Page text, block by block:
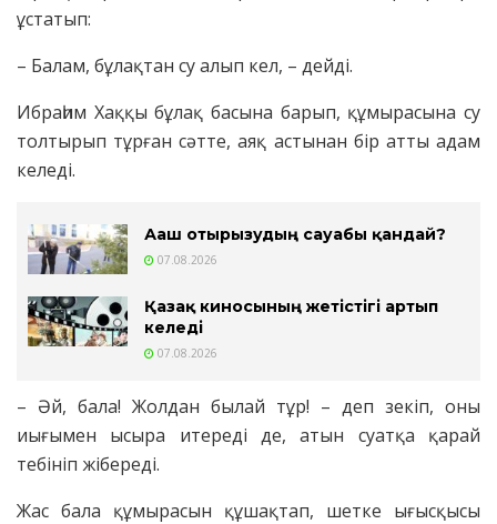
ұстатып:
– Балам, бұлақтан су алып кел, – дейді.
Ибраһим Хаққы бұлақ басына барып, құмырасына су
толтырып тұрған сәтте, аяқ астынан бір атты адам
келеді.
Ағаш отырғызудың сауабы қандай?
07.08.2026
Қазақ киносының жетістігі артып
келеді
07.08.2026
– Әй, бала! Жолдан былай тұр! – деп зекіп, оны
иығымен ысыра итереді де, атын суатқа қарай
тебініп жібереді.
Жас бала құмырасын құшақтап, шетке ығысқысы